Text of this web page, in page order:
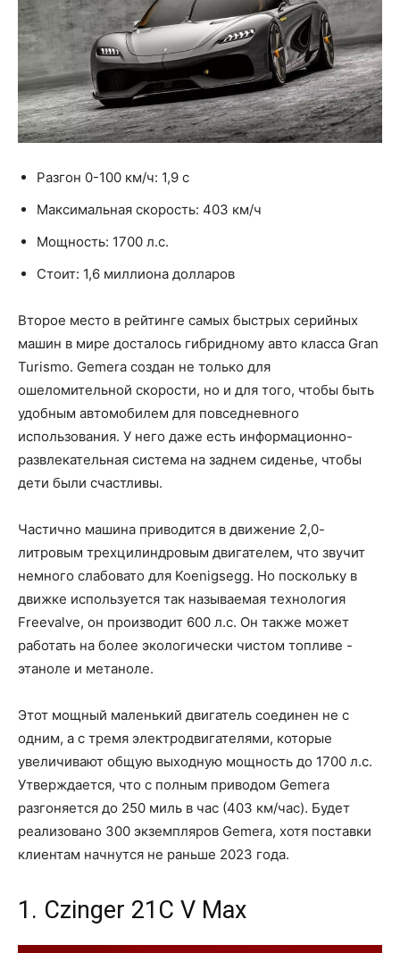
Разгон 0-100 км/ч: 1,9 с
Максимальная скорость: 403 км/ч
Мощность: 1700 л.с.
Стоит: 1,6 миллиона долларов
Второе место в рейтинге самых быстрых серийных
машин в мире досталось гибридному авто класса Gran
Turismo. Gemera создан не только для
ошеломительной скорости, но и для того, чтобы быть
удобным автомобилем для повседневного
использования. У него даже есть информационно-
развлекательная система на заднем сиденье, чтобы
дети были счастливы.
Частично машина приводится в движение 2,0-
литровым трехцилиндровым двигателем, что звучит
немного слабовато для Koenigsegg. Но поскольку в
движке используется так называемая технология
Freevalve, он производит 600 л.с. Он также может
работать на более экологически чистом топливе -
этаноле и метаноле.
Этот мощный маленький двигатель соединен не с
одним, а с тремя электродвигателями, которые
увеличивают общую выходную мощность до 1700 л.с.
Утверждается, что с полным приводом Gemera
разгоняется до 250 миль в час (403 км/час). Будет
реализовано 300 экземпляров Gemera, хотя поставки
клиентам начнутся не раньше 2023 года.
1. Czinger 21C V Max